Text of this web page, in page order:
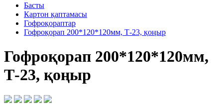
Басты
Картон қаптамасы
Гофроқораптар
Гофроқорап 200*120*120мм, Т-23, қоңыр
Гофроқорап 200*120*120мм,
Т-23, қоңыр